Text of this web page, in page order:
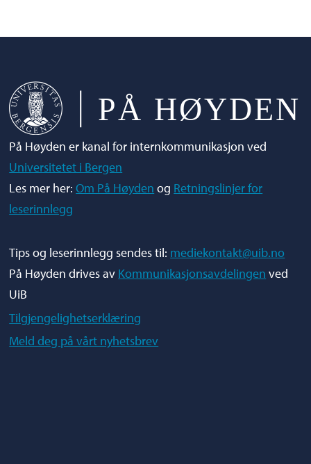
På Høyden er kanal for internkommunikasjon ved
Universitetet i Bergen
Les mer her:Om På Høyden og Retningslinjer for
leserinnlegg
Tips og leserinnlegg sendes til: mediekontakt@uib.no
På Høyden drives av Kommunikasjonsavdelingen ved
UiB
Tilgjengelighetserklæring
Meld deg på vårt nyhetsbrev